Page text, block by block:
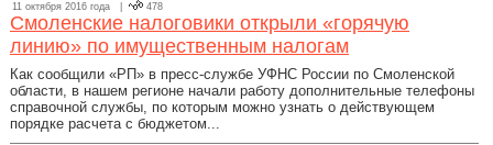
11 октября 2016 года | 478
Смоленские налоговики открыли «горячую
линию» по имущественным налогам
Как сообщили «РП» в пресс-службе УФНС России по Смоленской
области, в нашем регионе начали работу дополнительные телефоны
справочной службы, по которым можно узнать о действующем
порядке расчета с бюджетом...